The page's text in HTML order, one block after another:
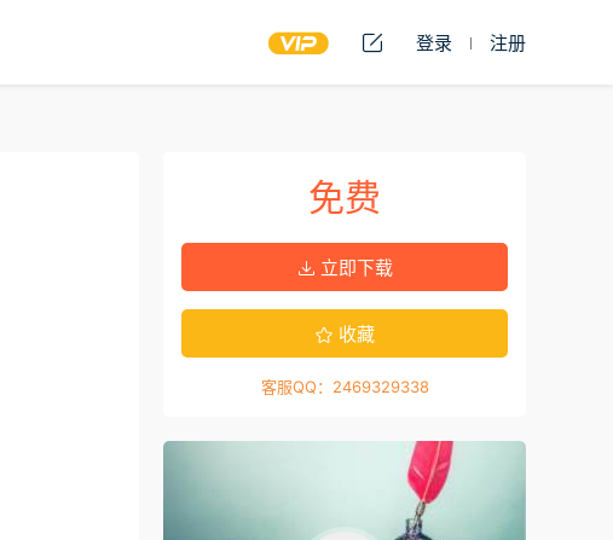
登录 注册
免费
立即下载
收藏
客服QQ：2469329338